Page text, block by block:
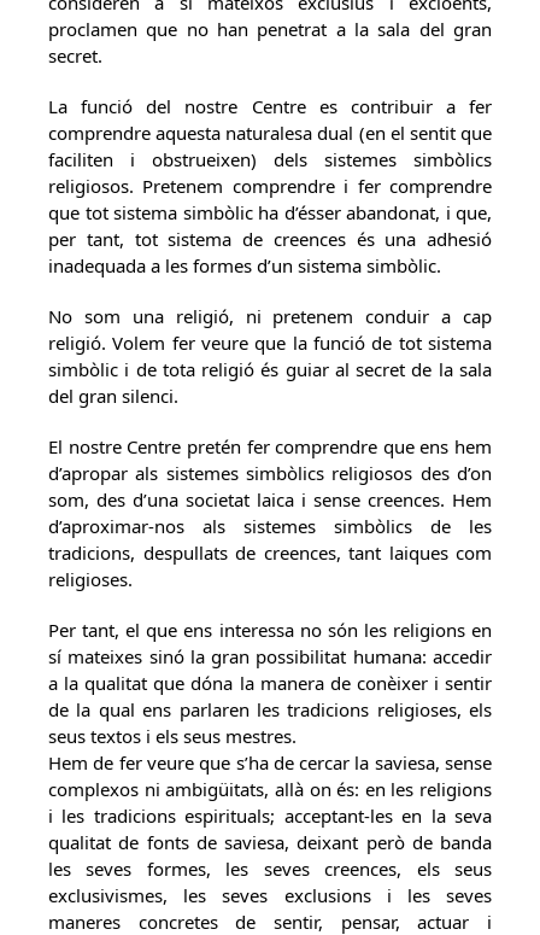
proclamen que no han penetrat a la sala del gran
secret.
La funció del nostre Centre es contribuir a fer
comprendre aquesta naturalesa dual (en el sentit que
faciliten i obstrueixen) dels sistemes simbòlics
religiosos. Pretenem comprendre i fer comprendre
que tot sistema simbòlic ha d’ésser abandonat, i que,
per tant, tot sistema de creences és una adhesió
inadequada a les formes d’un sistema simbòlic.
No som una religió, ni pretenem conduir a cap
religió. Volem fer veure que la funció de tot sistema
simbòlic i de tota religió és guiar al secret de la sala
del gran silenci.
El nostre Centre pretén fer comprendre que ens hem
d’apropar als sistemes simbòlics religiosos des d’on
som, des d’una societat laica i sense creences. Hem
d’aproximar-nos als sistemes simbòlics de les
tradicions, despullats de creences, tant laiques com
religioses.
Per tant, el que ens interessa no són les religions en
sí mateixes sinó la gran possibilitat humana: accedir
a la qualitat que dóna la manera de conèixer i sentir
de la qual ens parlaren les tradicions religioses, els
seus textos i els seus mestres.
Hem de fer veure que s’ha de cercar la saviesa, sense
complexos ni ambigüitats, allà on és: en les religions
i les tradicions espirituals; acceptant-les en la seva
qualitat de fonts de saviesa, deixant però de banda
les seves formes, les seves creences, els seus
exclusivismes, les seves exclusions i les seves
maneres concretes de sentir, pensar, actuar i